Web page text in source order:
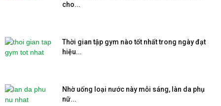
cho...
Thời gian tập gym nào tốt nhất trong ngày đạt
hiệu...
Nhờ uống loại nước này mỗi sáng, làn da phụ
nữ...